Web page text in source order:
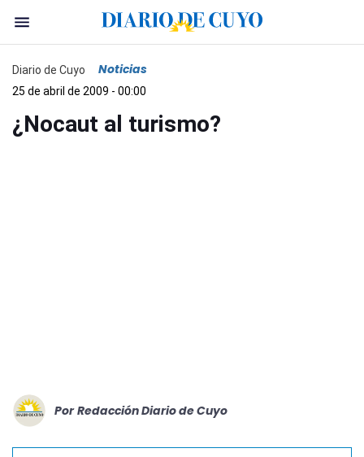
Diario de Cuyo Noticias
25 de abril de 2009 - 00:00
¿Nocaut al turismo?
Por Redacción Diario de Cuyo